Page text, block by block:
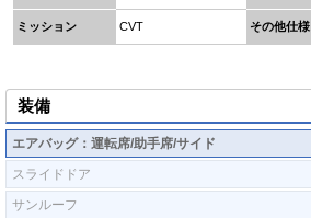
ミッション CVT その他仕様
装備
エアバッグ：運転席/助手席/サイド
スライドドア
サンルーフ